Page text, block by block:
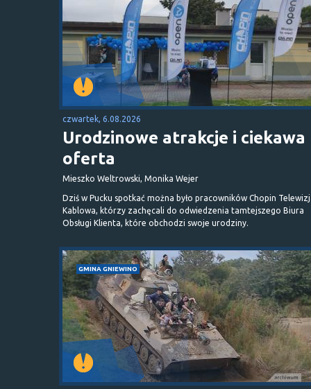
czwartek, 6.08.2026
Urodzinowe atrakcje i ciekawa
oferta
Mieszko Weltrowski, Monika Wejer
Dziś w Pucku spotkać można było pracowników Chopin
Kablowa, którzy zachęcali do odwiedzenia tamtejszego Biura
Obsługi Klienta, które obchodzi swoje urodziny.
GMINA GNIEWINO